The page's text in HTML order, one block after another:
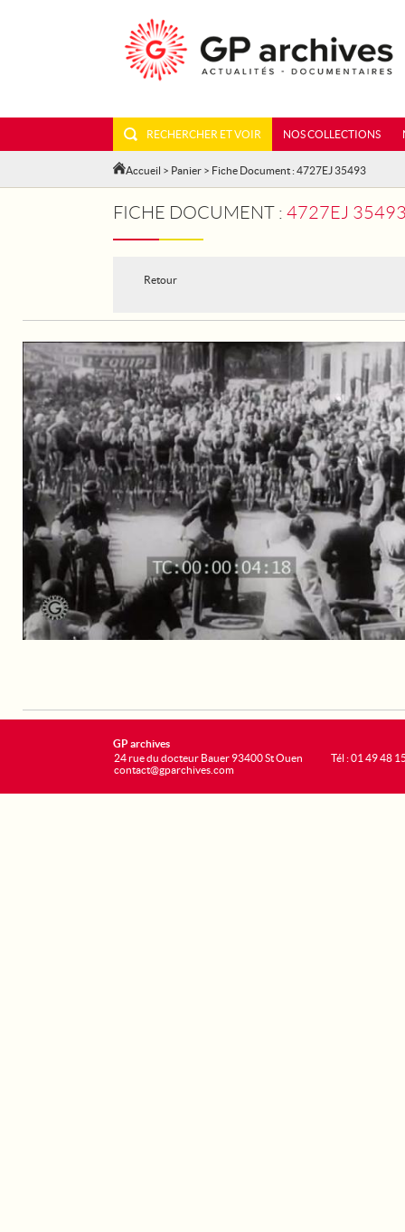
RECHERCHER ET VOIR NOS COLLECTIONS
Accueil > Panier > Fiche Document : 4727EJ 35493
FICHE DOCUMENT : 4727EJ 35493
Retour
GP archives
24 rue du docteur Bauer 93400 St Ouen
contact@gparchives.com
Tél : 01 49 48